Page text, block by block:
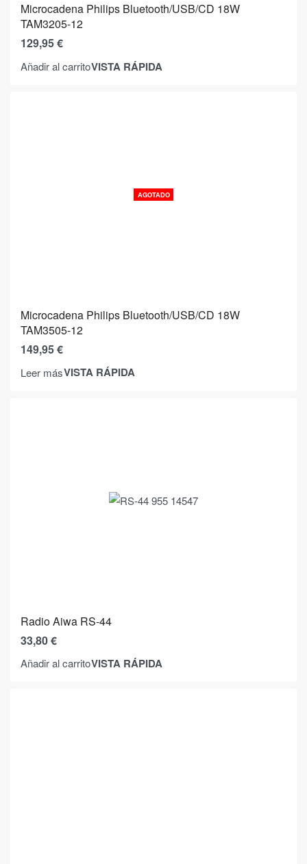
Microcadena Philips Bluetooth/USB/CD 18W
TAM3205-12
129,95€
Añadir al carritoVISTA RÁPIDA
AGOTADO
Microcadena Philips Bluetooth/USB/CD 18W
TAM3505-12
149,95€
Leer másVISTA RÁPIDA
Radio Aiwa RS-44
33,80€
Añadir al carritoVISTA RÁPIDA